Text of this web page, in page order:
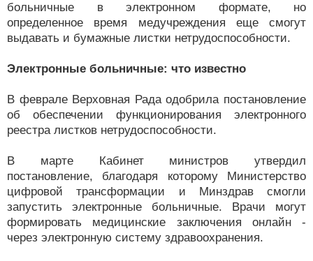
больничные в электронном формате, но
определенное время медучреждения еще смогут
выдавать и бумажные листки нетрудоспособности.
Электронные больничные: что известно
В феврале Верховная Рада одобрила постановление
об обеспечении функционирования электронного
реестра листков нетрудоспособности.
В марте Кабинет министров утвердил
постановление, благодаря которому Министерство
цифровой трансформации и Минздрав смогли
запустить электронные больничные. Врачи могут
формировать медицинские заключения онлайн -
через электронную систему здравоохранения.